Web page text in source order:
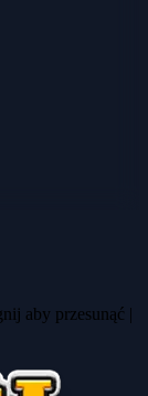
aby przesunąć |